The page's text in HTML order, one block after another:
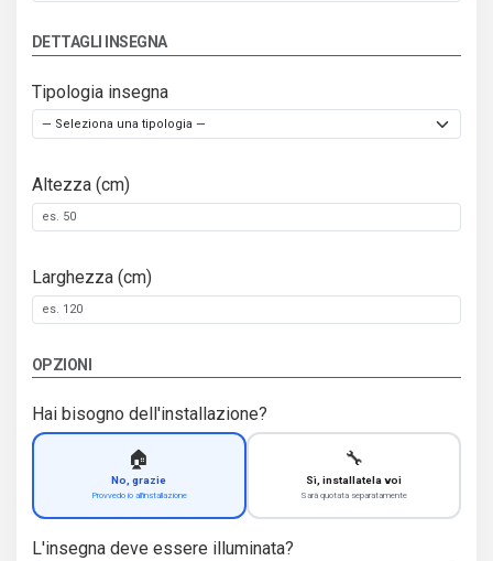
DETTAGLI INSEGNA
Tipologia insegna
Altezza (cm)
Larghezza (cm)
OPZIONI
Hai bisogno dell'installazione?
🏠
No, grazie
Provvedo io all'installazione
🔧
Sì, installatela voi
Sarà quotata separatamente
L'insegna deve essere illuminata?